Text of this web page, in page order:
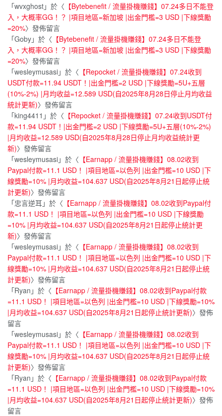
「wvxghost」於〈 【Bytebenefit / 流量掛機賺錢】07.24多日不能登
入，大概率GG！？ |項目地區=新加坡 |出金門檻=3 USD |下線獎勵
=20%〉發佈留言
「Goby」於〈 【Bytebenefit / 流量掛機賺錢】07.24多日不能登
入，大概率GG！？ |項目地區=新加坡 |出金門檻=3 USD |下線獎勵
=20%〉發佈留言
「wesleymusasi」於〈 【Repocket / 流量掛機賺錢】07.24收到
USDT付款=11.94 USDT！|出金門檻=2 USD |下線獎勵=5U+五層
(10%-2%) |月均收益=12.589 USD(自2025年8月28日停止月均收益
統計更新)〉發佈留言
「king4411 」於〈 【Repocket / 流量掛機賺錢】07.24收到USDT付
款=11.94 USDT！|出金門檻=2 USD |下線獎勵=5U+五層(10%-2%)
|月均收益=12.589 USD(自2025年8月28日停止月均收益統計更
新)〉發佈留言
「wesleymusasi」於〈 【Earnapp / 流量掛機賺錢】08.02收到
Paypal付款=11.1 USD！ |項目地區=以色列 |出金門檻=10 USD |下
線獎勵=10% |月均收益=104.637 USD(自2025年8月21日起停止統
計更新)〉發佈留言
「忠言逆耳 」於〈 【Earnapp / 流量掛機賺錢】08.02收到Paypal付
款=11.1 USD！ |項目地區=以色列 |出金門檻=10 USD |下線獎勵
=10% |月均收益=104.637 USD(自2025年8月21日起停止統計更
新)〉發佈留言
「wesleymusasi」於〈 【Earnapp / 流量掛機賺錢】08.02收到
Paypal付款=11.1 USD！ |項目地區=以色列 |出金門檻=10 USD |下
線獎勵=10% |月均收益=104.637 USD(自2025年8月21日起停止統
計更新)〉發佈留言
「Ryan 」於〈 【Earnapp / 流量掛機賺錢】08.02收到Paypal付款
=11.1 USD！ |項目地區=以色列 |出金門檻=10 USD |下線獎勵=10%
|月均收益=104.637 USD(自2025年8月21日起停止統計更新)〉發佈
留言
「wesleymusasi」於〈 【Earnapp / 流量掛機賺錢】08.02收到
Paypal付款=11.1 USD！ |項目地區=以色列 |出金門檻=10 USD |下
線獎勵=10% |月均收益=104.637 USD(自2025年8月21日起停止統
計更新)〉發佈留言
「Ryan 」於〈 【Earnapp / 流量掛機賺錢】08.02收到Paypal付款
=11.1 USD！ |項目地區=以色列 |出金門檻=10 USD |下線獎勵=10%
|月均收益=104.637 USD(自2025年8月21日起停止統計更新)〉發佈
留言